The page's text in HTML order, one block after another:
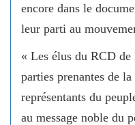
encore dans le
leur parti au
« Les élus du RCD
parties prenantes de
représentants du
au message noble du